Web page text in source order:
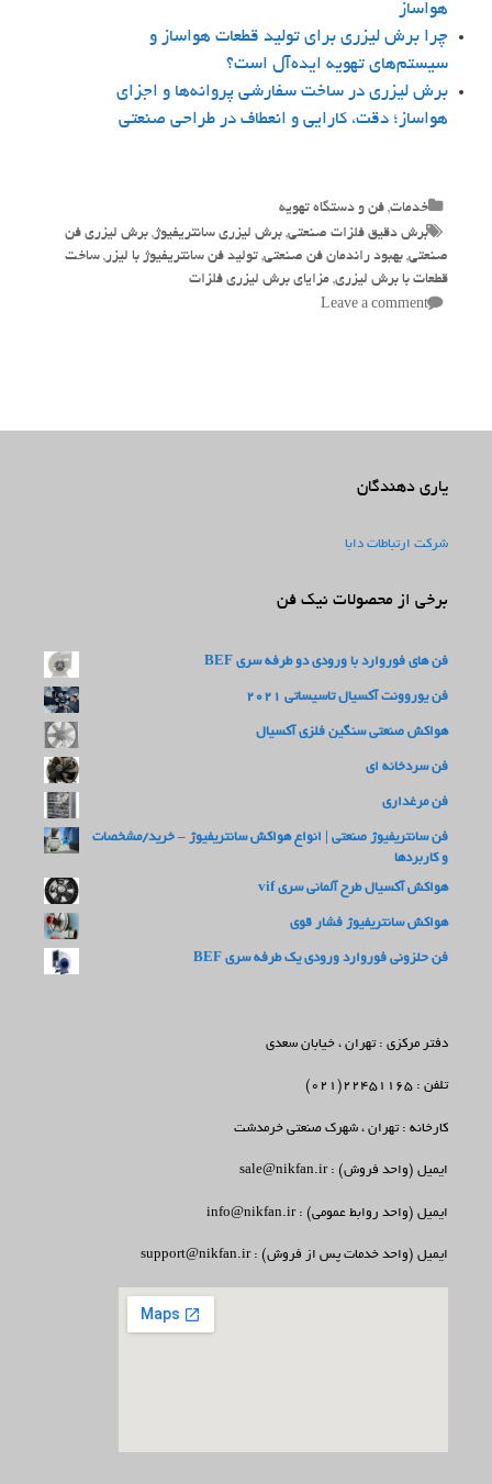
هواساز
چرا برش لیزری برای تولید قطعات هواساز و
سیستم‌های تهویه ایده‌آل است؟
برش لیزری در ساخت سفارشی پروانه‌ها و اجزای
هواساز؛ دقت، کارایی و انعطاف در طراحی صنعتی
Categories
خدمات, فن و دستگاه تهویه
Tags
برش دقیق فلزات صنعتی, برش لیزری سانتریفیوژ, برش لیزری فن
صنعتی, بهبود راندمان فن صنعتی, تولید فن سانتریفیوژ با لیزر , ساخت
قطعات با برش لیزری, مزایای برش لیزری فلزات
Leave a comment
یاری دهندگان
شرکت ارتباطات دابا
برخی از محصولات نیک فن
فن های فوروارد با ورودی دو طرفه سری BEF
فن یوروونت آکسیال تاسیساتی 2021
هواکش صنعتی سنگین فلزی آکسیال
فن سردخانه ای
فن مرغداری
فن سانتریفیوژ صنعتی | انواع هواکش سانتریفیوژ – خرید/مشخصات
و کاربردها
هواکش آکسیال طرح آلمانی سری vif
هواکش سانتریفیوژ فشار قوی
فن حلزونی فوروارد ورودی یک طرفه سری BEF
دفتر مرکزی : تهران ، خیابان سعدی
تلفن : 22451165(021)
کارخانه : تهران ، شهرک صنعتی خرمدشت
ایمیل (واحد فروش) : sale@nikfan.ir
ایمیل (واحد روابط عمومی) : info@nikfan.ir
ایمیل (واحد خدمات پس از فروش) : support@nikfan.ir